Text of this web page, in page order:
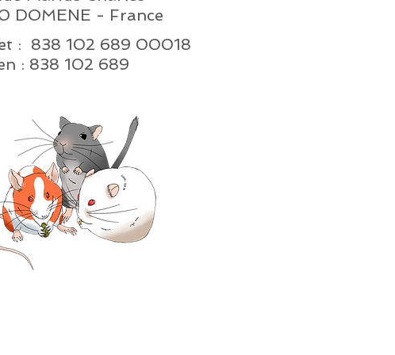
DOMENE - France
: 838 102 689 00018
: 838 102 689